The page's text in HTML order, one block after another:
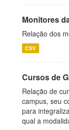
Monitores
Relação dos
CSV
Cursos de
Relação de
campus, seu
para
qual a